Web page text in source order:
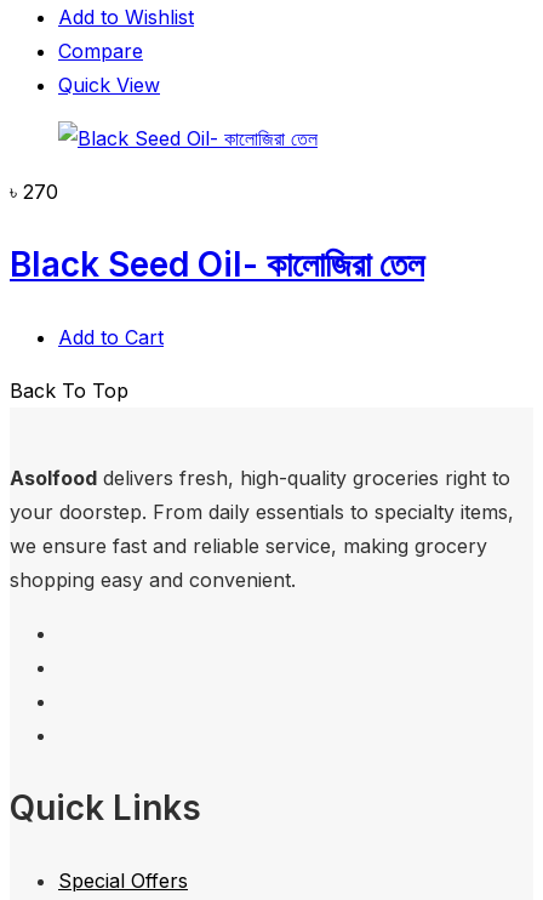
Add to Wishlist
Compare
Quick View
৳ 270
Black Seed Oil- কালোজিরা তেল
Add to Cart
Back To Top
Asolfood delivers fresh, high-quality groceries right to
your doorstep. From daily essentials to specialty items,
we ensure fast and reliable service, making grocery
shopping easy and convenient.
Quick Links
Special Offers